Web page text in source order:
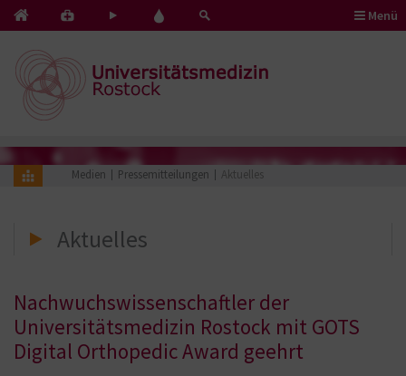
Kontakt
Notfälle
Pflege
Herz
Blut
Menü
Medien Pressemitteilungen Aktuelles
Aktuelles
Nachwuchswissenschaftler der
Universitätsmedizin Rostock mit GOTS
Digital Orthopedic Award geehrt